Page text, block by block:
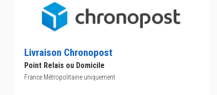
Livraison Chronopost
Point Relais ou Domicile
France Métropolitaine uniquement